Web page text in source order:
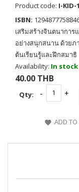
Product code: I-KID-
ISBN:
เสริมสร้างจินตนากา
อย่างสนุกสนาน ด้วยภ
ต้นเรียนรู้และฝึกสมาธิ
Availability: In stock
40.00 THB
Qty:
ADD TO